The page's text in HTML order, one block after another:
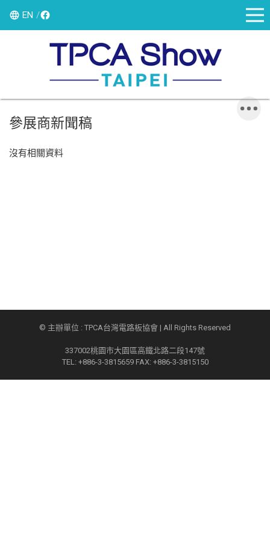
EN
參展商新聞稿
沒有相關資料
© 主辦單位 : TPCA台灣電路板協會 | All Rights Reserved
337002桃園市大園區高鐵北路二段147號
TEL: +886-3-3815659 FAX: +886-3-3815150